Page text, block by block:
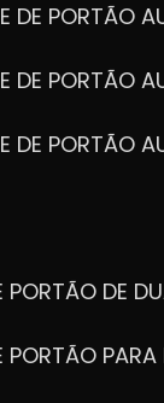
DE PORTÃO
DE PORTÃO
DE PORTÃO
PORTÃO DE
PORTÃO